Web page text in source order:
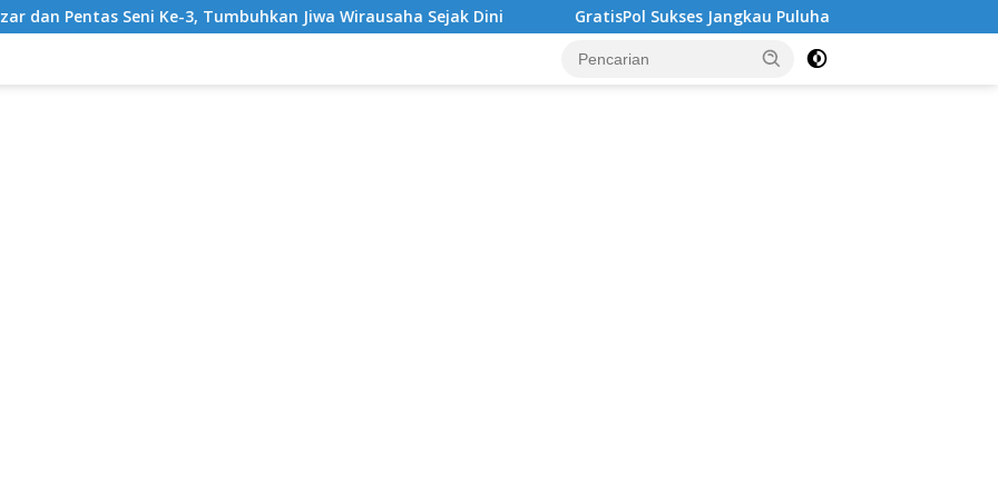
3, Tumbuhkan Jiwa Wirausaha Sejak Dini GratisPol Sukses Jangkau Puluhan Ribu Mahasiswa, Kampus Diminta Lebih